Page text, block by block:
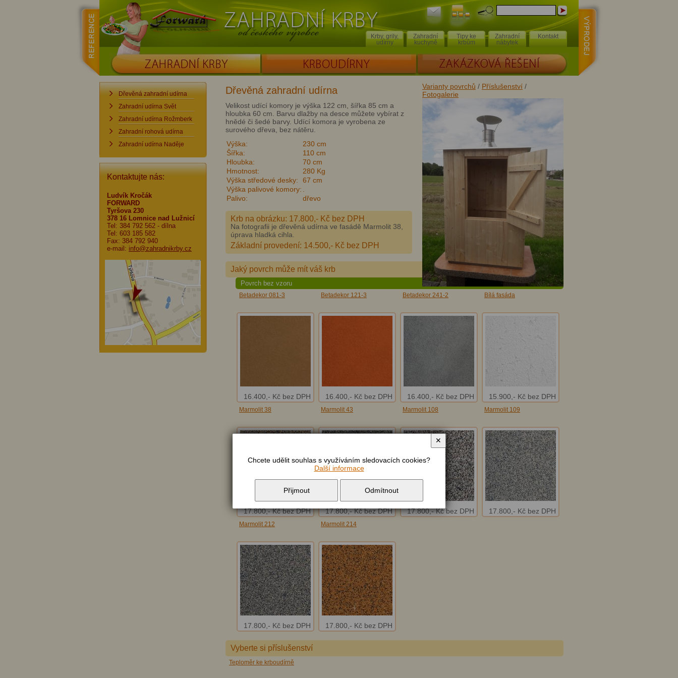
Forward Zahradní krby od českého výrobce
Poslat
dotaz
Mapa
stránek
Krby, grily,
udírny
Zahradní
kuchyně
Tipy ke
krbům
Zahradní
nábytek
Kontakt
ZAHRADNÍ KRBY KRBOUDÍRNY ZAKÁZKOVÁ ŘEŠENÍ
reference Výprodej
Dřevěná zahradní udírna
Zahradní udírna Svět
Zahradní udírna Rožmberk
Zahradní rohová udírna
Zahradní udírna Naděje
Kontaktujte nás:
Ludvík Kročák
FORWARD
Tyršova 230
378 16 Lomnice nad Lužnicí
Tel: 384 792 562 - dílna
Tel: 603 185 582
Fax: 384 792 940
e-mail: info@zahradnikrby.cz
Varianty povrchů / Příslušenství /
Fotogalerie
Dřevěná zahradní udírna
Velikost udící komory je výška 122 cm, šířka 85 cm a
hloubka 60 cm. Barvu dlažby na desce můžete vybírat z
hnědé či šedé barvy. Udící komora je vyrobena ze
surového dřeva, bez nátěru.
Výška:
230 cm
Šířka:
110 cm
Hloubka:
70 cm
Hmotnost:
280 Kg
Výška středové desky:
67 cm
Výška palivové komory:
Palivo:
dřevo
Krb na obrázku: 17.800,- Kč bez DPH
Na fotografii je dřevěná udírna ve fasádě Marmolit 38,
úprava hladká cihla.
Základní provedení: 14.500,- Kč bez DPH
Jaký povrch může mít váš krb
Povrch bez vzoru
Betadekor 081-3
16.400,- Kč bez DPH
Betadekor 121-3
16.400,- Kč bez DPH
Betadekor 241-2
16.400,- Kč bez DPH
Bílá fasáda
15.900,- Kč bez DPH
Marmolit 38
17.800,- Kč bez DPH
Marmolit 43
17.800,- Kč bez DPH
Marmolit 108
17.800,- Kč bez DPH
Marmolit 109
17.800,- Kč bez DPH
Marmolit 212
17.800,- Kč bez DPH
Marmolit 214
17.800,- Kč bez DPH
Vyberte si příslušenství
Teploměr ke krboudírně
Chcete udělit souhlas s využíváním sledovacích cookies?
Další informace
Přijmout Odmítnout
✕